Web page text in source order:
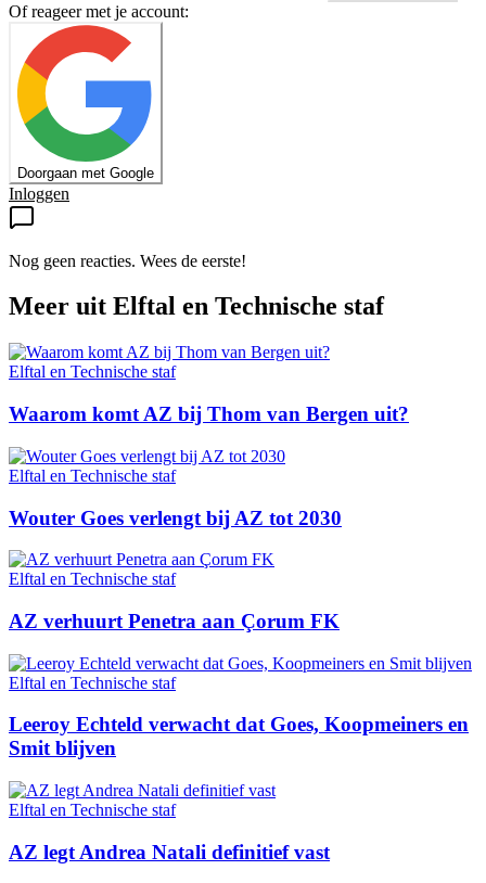
Of reageer met je account:
Doorgaan met Google
Inloggen
Nog geen reacties. Wees de eerste!
Meer uit Elftal en Technische staf
Elftal en Technische staf
Waarom komt AZ bij Thom van Bergen uit?
Elftal en Technische staf
Wouter Goes verlengt bij AZ tot 2030
Elftal en Technische staf
AZ verhuurt Penetra aan Çorum FK
Elftal en Technische staf
Leeroy Echteld verwacht dat Goes, Koopmeiners en
Smit blijven
Elftal en Technische staf
AZ legt Andrea Natali definitief vast